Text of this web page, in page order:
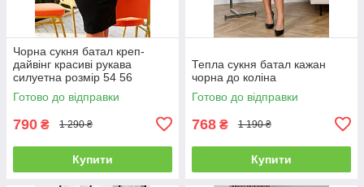
Чорна сукня батал креп-
дайвінг красиві рукава
силуетна розмір 54 56
Готово до відправки
790 ₴ 1 290 ₴
Купити
Тепла сукня батал кажан
чорна до коліна
Готово до відправки
768 ₴ 1 190 ₴
Купити